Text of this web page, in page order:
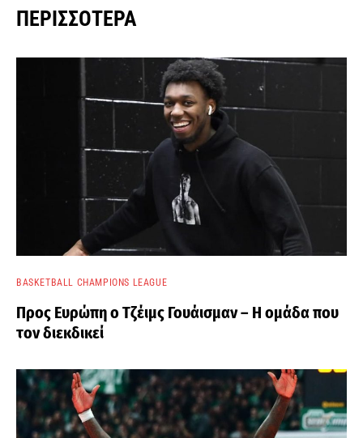
ΠΕΡΙΣΣΌΤΕΡΑ
BASKETBALL CHAMPIONS LEAGUE
Προς Ευρώπη ο Τζέιμς Γουάισμαν – Η ομάδα που
τον διεκδικεί